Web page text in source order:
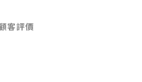
客評價